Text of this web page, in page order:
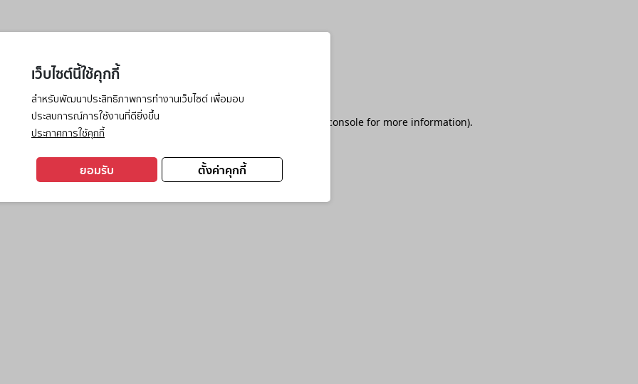
เว็บไซต์นี้ใช้คุกกี้
สำหรับพัฒนาประสิทธิภาพการทำงานเว็บไซต์ เพื่อมอบ
ประสบการณ์การใช้งานที่ดียิ่งขึ้น
ประกาศการใช้คุกกี้
ตั้งค่าคุกกี้
ยอมรับ
has occurred while loading browser console for more information).